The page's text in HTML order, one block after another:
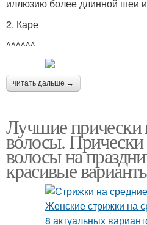
иллюзию более длинной шеи и
2. Каре
^^^^^^
читать дальше →
Лучшие прически
волосы. Прически
волосы на
красивые